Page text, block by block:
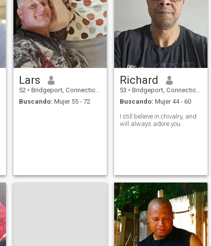
Lars
52 • Bridgeport, Connecticut, Estados Unidos
Buscando: Mujer 55 - 72
Richard
53 • Bridgeport, Connecticut, Estados Unidos
Buscando: Mujer 44 - 60
I still believe in chivalry, and
will always adore you.